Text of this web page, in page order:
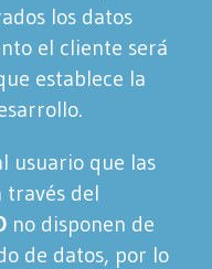
los datos
el cliente será
establece la
usuario que las
través del
no disponen de
de datos, por lo